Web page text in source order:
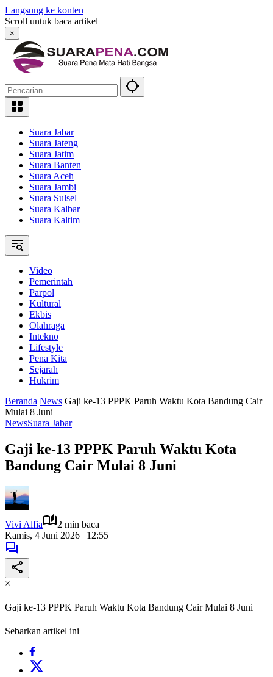
Langsung ke konten
Scroll untuk baca artikel
×
Suara Jabar
Suara Jateng
Suara Jatim
Suara Banten
Suara Aceh
Suara Jambi
Suara Sulsel
Suara Kalbar
Suara Kaltim
Video
Pemerintah
Parpol
Kultural
Ekbis
Olahraga
Intekno
Lifestyle
Pena Kita
Sejarah
Hukrim
Beranda News Gaji ke-13 PPPK Paruh Waktu Kota Bandung Cair
Mulai 8 Juni
NewsSuara Jabar
Gaji ke-13 PPPK Paruh Waktu Kota
Bandung Cair Mulai 8 Juni
Vivi Alfia
2 min baca
Kamis, 4 Juni 2026 | 12:55
×
Gaji ke-13 PPPK Paruh Waktu Kota Bandung Cair Mulai 8 Juni
Sebarkan artikel ini